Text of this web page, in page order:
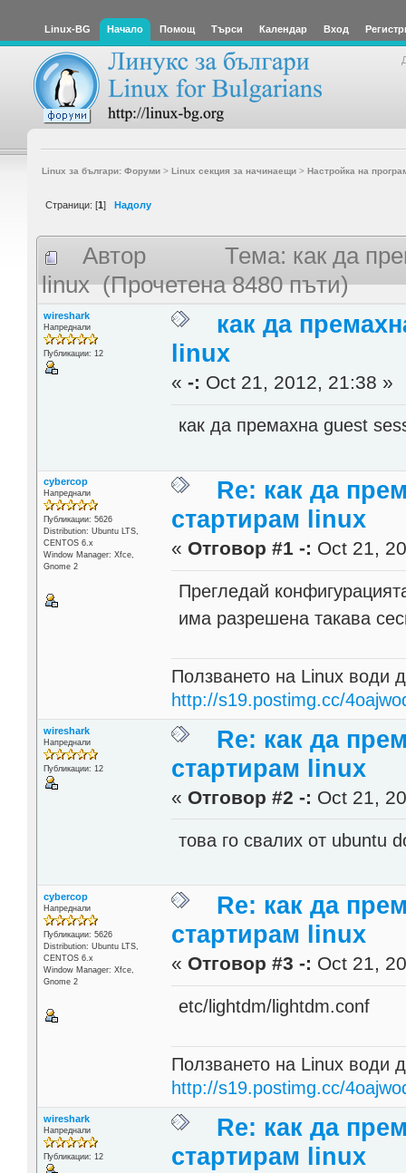
Linux-BG Начало Помощ Търси Календар Вход
Linux за българи: Форуми> Linux секция за начинаещи> Настройка на
Страници: [1] Надолу
Автор
Тема: как да
linux (Прочетена 8480 пъти)
wireshark
Напреднали
Публикации: 12
как да
linux
«-: Oct 21, 2012, 21:38 »
как да премахна guest
cybercop
Напреднали
Публикации: 5626
Distribution: Ubuntu LTS,
CENTOS 6.x
Window Manager: Xfce,
Gnome 2
Re: как да
стартирам linux
« Отговор #1 -: Oct 21,
Прегледай
има разрешена такава
Ползването на Linux води
http://s19.postimg.cc/
wireshark
Напреднали
Публикации: 12
Re: как да
стартирам linux
« Отговор #2 -: Oct 21,
това го свалих от ubuntu
cybercop
Напреднали
Публикации: 5626
Distribution: Ubuntu LTS,
CENTOS 6.x
Window Manager: Xfce,
Gnome 2
Re: как да
стартирам linux
« Отговор #3 -: Oct 21,
etc/lightdm/lightdm.conf
Ползването на Linux води
http://s19.postimg.cc/
wireshark
Напреднали
Публикации: 12
Re: как да
стартирам linux